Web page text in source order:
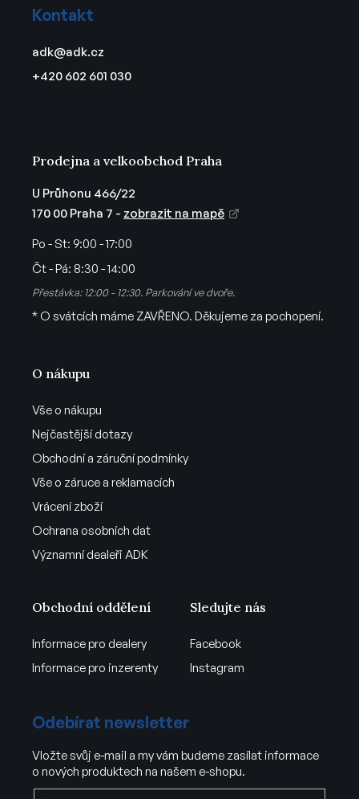
Kontakt
adk@adk.cz
+420 602 601 030
O nákupu
Vše o nákupu
Nejčastější dotazy
Obchodní a záruční podmínky
Vše o záruce a reklamacích
Vrácení zboží
Ochrana osobních dat
Významní dealeři ADK
Prodejna a velkoobchod Praha
U Průhonu 466/22
170 00 Praha 7 - zobrazit na mapě
Po - St: 9:00 - 17:00
Čt - Pá: 8:30 - 14:00
Přestávka: 12:00 - 12:30. Parkování ve dvoře.
* O svátcích máme ZAVŘENO. Děkujeme za pochopení.
Obchodní oddělení
Informace pro dealery
Informace pro inzerenty
Sledujte nás
Facebook
Instagram
Odebírat newsletter
Vložte svůj e-mail a my vám budeme zasílat informace
o nových produktech na našem e-shopu.